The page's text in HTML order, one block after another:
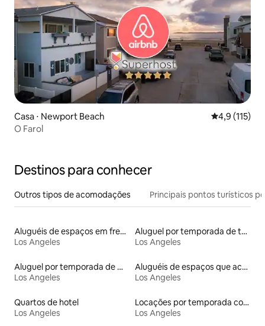
Casa ⋅ Newport Beach 4,9 de uma
4,9 (115)
O Farol
Destinos para conhecer
Outros tipos de acomodações Principais pontos turísticos
Aluguéis de espaços em frente à praia
Los Angeles
Aluguel por temporada de townhouses
Los Angeles
Aluguel por temporada de microcasas
Los Angeles
Aluguéis de espaços que aceitam animais de estimação
Los Angeles
Quartos de hotel
Los Angeles
Locações por temporada com piscina
Los Angeles